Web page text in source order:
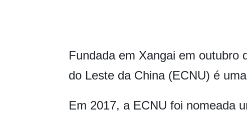
Fundada em Xangai em outubro
do Leste da China (ECNU) é
Em 2017, a ECNU foi nomeada